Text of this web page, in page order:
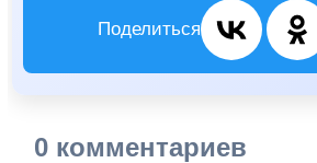
Поделиться
0 комментариев